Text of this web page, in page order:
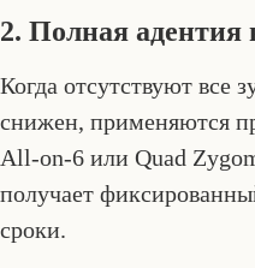
2. Полная адентия
Когда отсутствуют все
снижен, применяются
All-on-6 или Quad
получает
сроки.